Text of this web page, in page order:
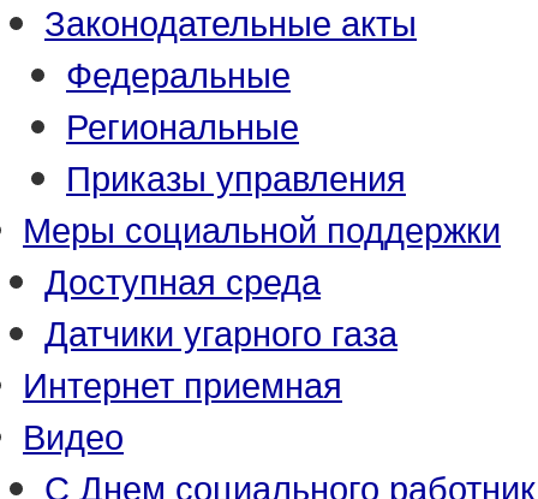
Законодательные акты
Федеральные
Региональные
Приказы управления
Меры социальной поддержки
Доступная среда
Датчики угарного газа
Интернет приемная
Видео
С Днем социального